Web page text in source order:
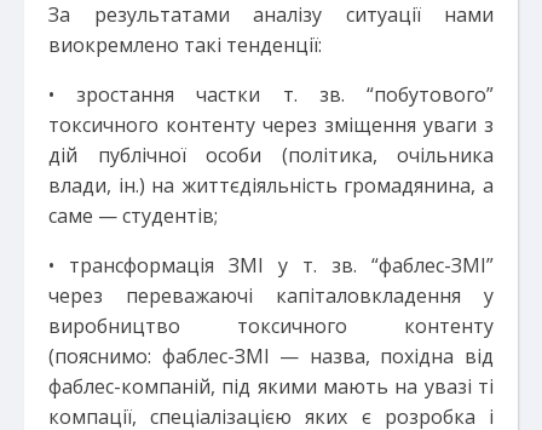
За результатами аналізу ситуації нами
виокремлено такі тенденції:
• зростання частки т. зв. “побутового”
токсичного контенту через зміщення уваги з
дій публічної особи (політика, очільника
влади, ін.) на життєдіяльність громадянина, а
саме — студентів;
• трансформація ЗМІ у т. зв. “фаблес-ЗМІ”
через переважаючі капіталовкладення у
виробництво токсичного контенту
(пояснимо: фаблес-ЗМІ — назва, похідна від
фаблес-компаній, під якими мають на увазі ті
компації, спеціалізацією яких є розробка і